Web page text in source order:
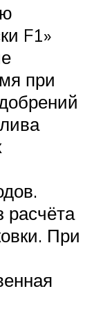
F1»
при
расчёта
При